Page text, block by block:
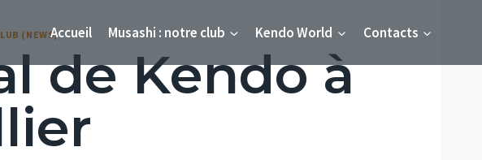
Accueil Musashi : notre club Kendo World Contacts
(NEWS)
de Kendo à